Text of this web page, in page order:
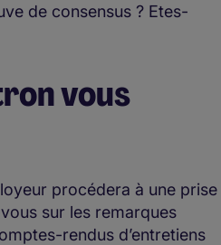
de consensus ? Etes-
vous
procédera à une prise
sur les remarques
rendus d’entretiens